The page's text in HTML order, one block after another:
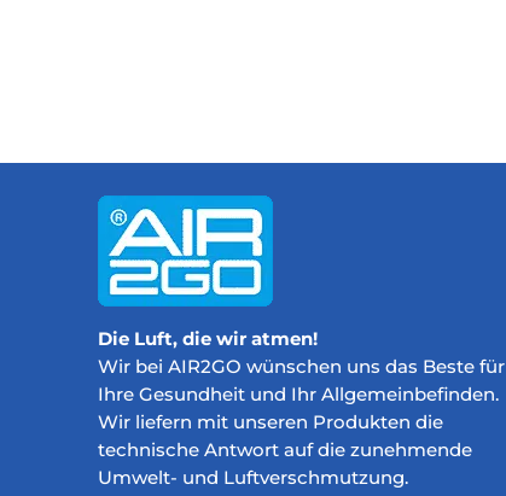
Die Luft, die wir atmen!
Wir bei AIR2GO wünschen uns das Beste für
Ihre Gesundheit und Ihr Allgemeinbefinden.
Wir liefern mit unseren Produkten die
technische Antwort auf die zunehmende
Umwelt- und Luftverschmutzung.